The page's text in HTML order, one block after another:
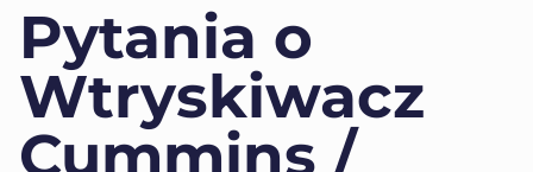
Pytania o
Wtryskiwacz
Cummins /